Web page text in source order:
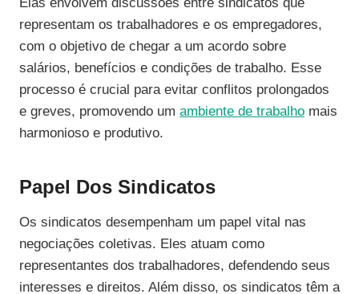
representam os trabalhadores e os empregadores,
com o objetivo de chegar a um acordo sobre
salários, benefícios e condições de trabalho. Esse
processo é crucial para evitar conflitos prolongados
e greves, promovendo um ambiente de trabalho mais
harmonioso e produtivo.
Papel Dos Sindicatos
Os sindicatos desempenham um papel vital nas
negociações coletivas. Eles atuam como
representantes dos trabalhadores, defendendo seus
interesses e direitos. Além disso, os sindicatos têm a